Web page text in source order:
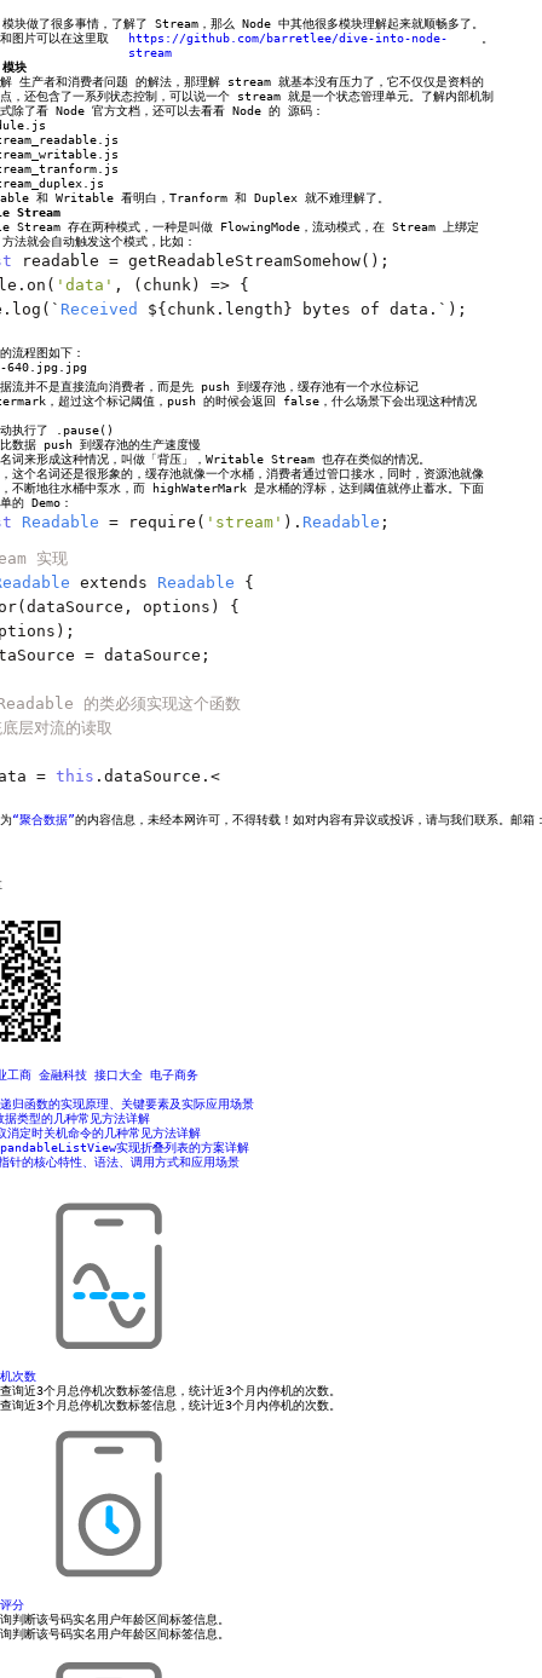
块做了很多事情，了解了 Stream，那么 Node 中其他很多模块理解起来就顺畅多了。
图片可以在这里取
https://github.com/barretlee/dive-into-node-
stream
块
生产者和消费者问题 的解法，那理解 stream 就基本没有压力了，它不仅仅是资料的
，还包含了一系列状态控制，可以说一个 stream 就是一个状态管理单元。了解内部机制
除了看 Node 官方文档，还可以去看看 Node 的 源码：
和 Writable 看明白，Tranform 和 Duplex 就不难理解了。
Stream
Stream 存在两种模式，一种是叫做 FlowingMode，流动模式，在 Stream 上绑定
法就会自动触发这个模式，比如：
readable = getReadableStreamSomehow();
. on ( 'data' , ( chunk ) => {
. log (` Received ${ chunk . length } bytes of data .`);
流程图如下：
流并不是直接流向消费者，而是先 push 到缓存池，缓存池有一个水位标记
，超过这个标记阈值，push 的时候会返回 false，什么场景下会出现这种情况
动执行了 .pause()
数据 push 到缓存池的生产速度慢
词来形成这种情况，叫做「背压」，Writable Stream 也存在类似的情况。
这个名词还是很形象的，缓存池就像一个水桶，消费者通过管口接水，同时，资源池就像
不断地往水桶中泵水，而 highWaterMark 是水桶的浮标，达到阈值就停止蓄水。下面
的 Demo：
Readable = require ( 'stream' ). Readable ;
实现
extends Readable
{
( dataSource , options )
{
);
= dataSource ;
的类必须实现这个函数
层对流的读取
= this . dataSource .<
“聚合数据”的内容信息，未经本网许可，不得转载！如对内容有异议或投诉，请与我们联系。
工商 金融科技 接口大全 电子商务
函数的实现原理、关键要素及实际应用场景
类型的几种常见方法详解
消定时关机命令的几种常见方法详解
实现折叠列表的方案详解
针的核心特性、语法、调用方式和应用场景
次数
询近3个月总停机次数标签信息，统计近3个月内停机的次数。
询近3个月总停机次数标签信息，统计近3个月内停机的次数。
分
判断该号码实名用户年龄区间标签信息。
判断该号码实名用户年龄区间标签信息。